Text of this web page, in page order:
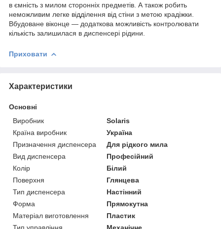
в ємність з милом сторонніх предметів. А також робить
неможливим легке відділення від стіни з метою крадіжки.
Вбудоване віконце — додаткова можливість контролювати
кількість залишилася в диспенсері рідини.
Приховати
Характеристики
Основні
Виробник
Solaris
Країна виробник
Україна
Призначення диспенсера
Для рідкого мила
Вид диспенсера
Професійний
Колір
Білий
Поверхня
Глянцева
Тип диспенсера
Настінний
Форма
Прямокутна
Матеріал виготовлення
Пластик
Тип управління
Механічне